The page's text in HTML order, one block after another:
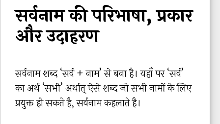
सर्वनाम की परिभाषा, प्रकार
और उदाहरण
सर्वनाम शब्द ‘सर्व + नाम’ से बना है। यहाँ पर ‘सर्व’
का अर्थ ‘सभी’ अर्थात् ऐसे शब्द जो सभी नामों के लिए
प्रयुक्त हो सकते है, सर्वनाम कहलाते है।